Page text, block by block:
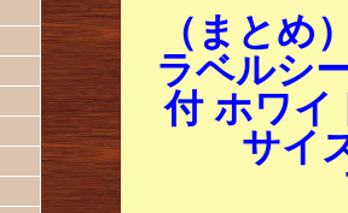
（まとめ
ラベルシ
付 ホワイ
サイ